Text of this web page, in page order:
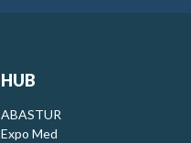
HUB
ABASTUR
Expo Med